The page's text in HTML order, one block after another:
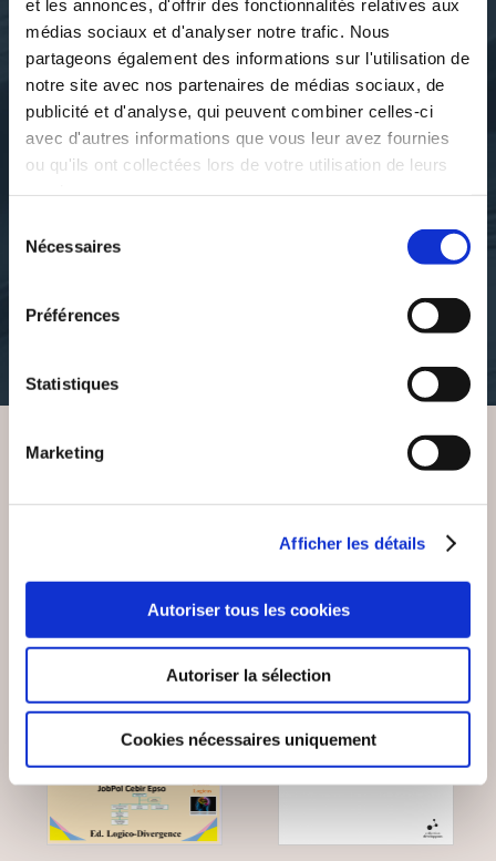
et les annonces, d'offrir des fonctionnalités relatives aux
médias sociaux et d'analyser notre trafic. Nous
partageons également des informations sur l'utilisation de
notre site avec nos partenaires de médias sociaux, de
publicité et d'analyse, qui peuvent combiner celles-ci
avec d'autres informations que vous leur avez fournies
ou qu'ils ont collectées lors de votre utilisation de leurs
Nécessaires
Préférences
Statistiques
Marketing
Afficher les détails
Autoriser tous les cookies
Autoriser la sélection
Cookies nécessaires uniquement
ARKANUM SYSTEMA
esoterisme